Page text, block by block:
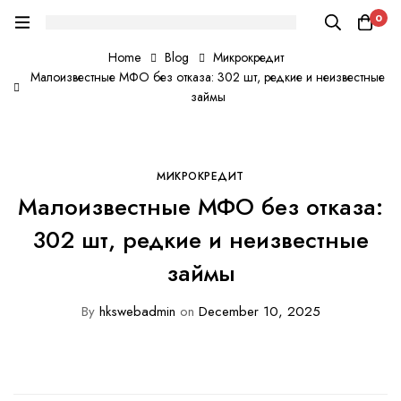
0
Home Blog
Микрокредит
Малоизвестные МФО без отказа: 302 шт, редкие и неизвестные
займы
МИКРОКРЕДИТ
Малоизвестные МФО без отказа:
302 шт, редкие и неизвестные
займы
Byhkswebadmin on December 10, 2025